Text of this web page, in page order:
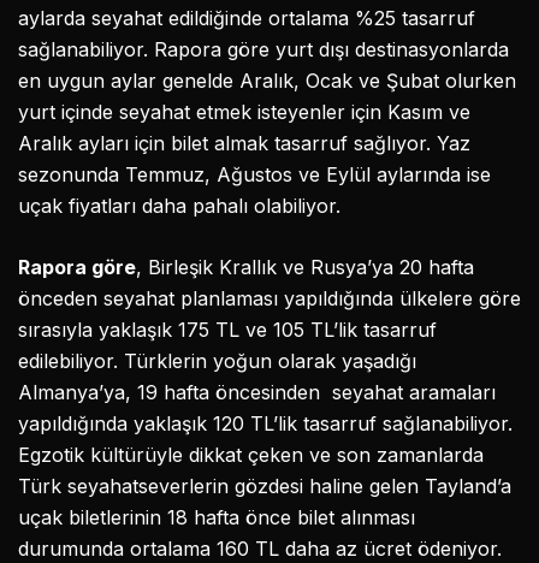
aylarda seyahat edildiğinde ortalama %25 tasarruf
sağlanabiliyor. Rapora göre yurt dışı destinasyonlarda
en uygun aylar genelde Aralık, Ocak ve Şubat olurken
yurt içinde seyahat etmek isteyenler için Kasım ve
Aralık ayları için bilet almak tasarruf sağlıyor. Yaz
sezonunda Temmuz, Ağustos ve Eylül aylarında ise
uçak fiyatları daha pahalı olabiliyor.
Rapora göre, Birleşik Krallık ve Rusya’ya 20 hafta
önceden seyahat planlaması yapıldığında ülkelere göre
sırasıyla yaklaşık 175 TL ve 105 TL’lik tasarruf
edilebiliyor. Türklerin yoğun olarak yaşadığı
Almanya’ya, 19 hafta öncesinden seyahat aramaları
yapıldığında yaklaşık 120 TL’lik tasarruf sağlanabiliyor.
Egzotik kültürüyle dikkat çeken ve son zamanlarda
Türk seyahatseverlerin gözdesi haline gelen Tayland’a
uçak biletlerinin 18 hafta önce bilet alınması
durumunda ortalama 160 TL daha az ücret ödeniyor.